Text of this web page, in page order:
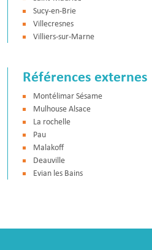
Sucy-en-Brie
Villecresnes
Villiers-sur-Marne
Références externes
Montélimar Sésame
Mulhouse Alsace
La rochelle
Pau
Malakoff
Deauville
Evian les Bains